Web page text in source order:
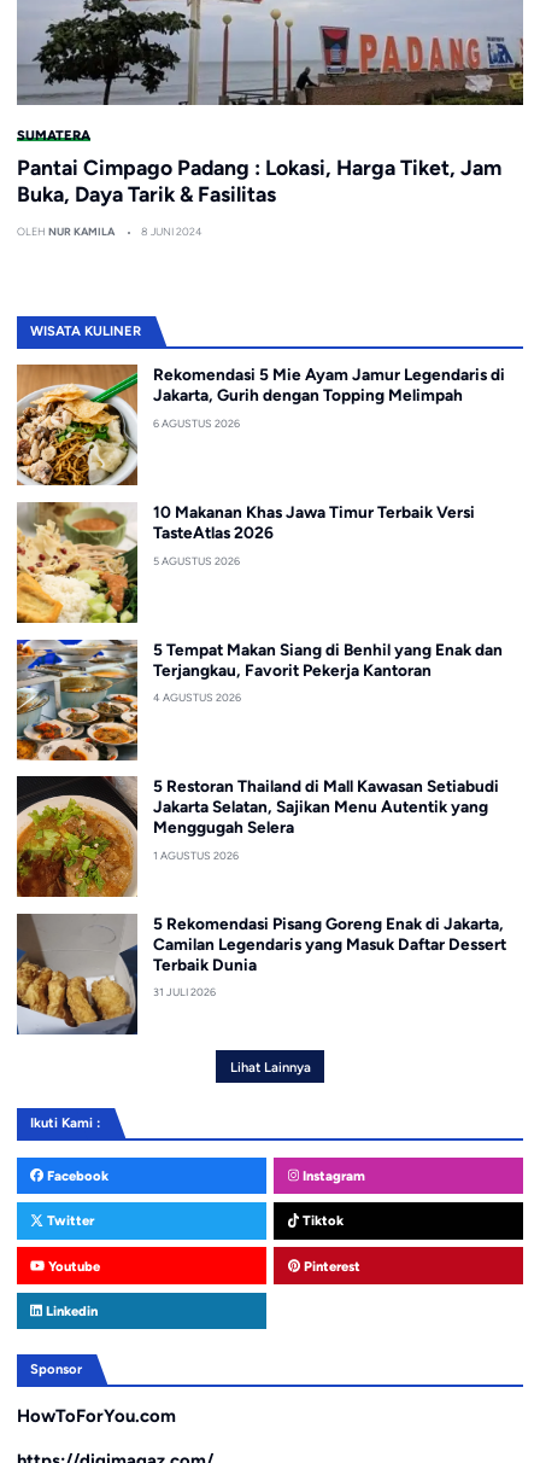
SUMATERA
Pantai Cimpago Padang : Lokasi, Harga Tiket, Jam
Buka, Daya Tarik & Fasilitas
OLEH NUR KAMILA 8 JUNI 2024
WISATA KULINER
Rekomendasi 5 Mie Ayam Jamur Legendaris di
Jakarta, Gurih dengan Topping Melimpah
6 AGUSTUS 2026
10 Makanan Khas Jawa Timur Terbaik Versi
TasteAtlas 2026
5 AGUSTUS 2026
5 Tempat Makan Siang di Benhil yang Enak dan
Terjangkau, Favorit Pekerja Kantoran
4 AGUSTUS 2026
5 Restoran Thailand di Mall Kawasan Setiabudi
Jakarta Selatan, Sajikan Menu Autentik yang
Menggugah Selera
1 AGUSTUS 2026
5 Rekomendasi Pisang Goreng Enak di Jakarta,
Camilan Legendaris yang Masuk Daftar Dessert
Terbaik Dunia
31 JULI 2026
Lihat Lainnya
Ikuti Kami :
Facebook Instagram
Twitter Tiktok
Youtube Pinterest
Linkedin
Sponsor
HowToForYou.com